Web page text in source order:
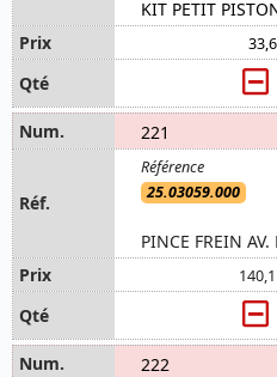
KIT PETIT
221
25.03059.000
PINCE FREIN
222